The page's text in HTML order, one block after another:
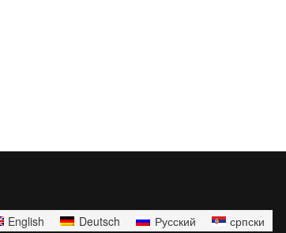
English Deutsch Русский српски